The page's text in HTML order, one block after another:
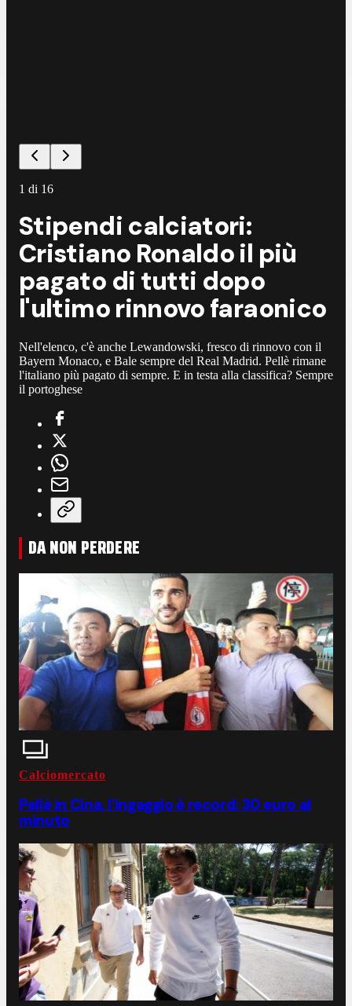
1 di 16
Stipendi calciatori:
Cristiano Ronaldo il più
pagato di tutti dopo
l'ultimo rinnovo faraonico
Nell'elenco, c'è anche Lewandowski, fresco di rinnovo con il
Bayern Monaco, e Bale sempre del Real Madrid. Pellè rimane
l'italiano più pagato di sempre. E in testa alla classifica? Sempre
il portoghese
DA NON PERDERE
Calciomercato
Pellè in Cina, l'ingaggio è record: 30 euro al
minuto